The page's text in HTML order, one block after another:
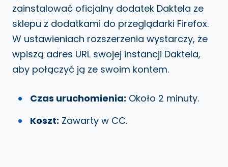
zainstalować oficjalny dodatek Daktela ze
sklepu z dodatkami do przeglądarki Firefox.
W ustawieniach rozszerzenia wystarczy, że
wpiszą adres URL swojej instancji Daktela,
aby połączyć ją ze swoim kontem.
Czas uruchomienia: Około 2 minuty.
Koszt: Zawarty w CC.